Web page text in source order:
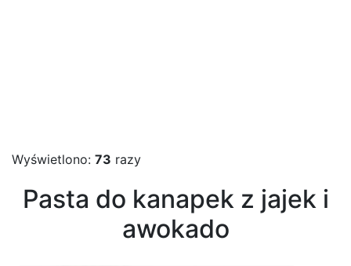
Wyświetlono: 73 razy
Pasta do kanapek z jajek i
awokado